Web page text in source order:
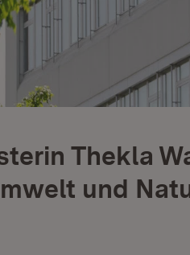
Thekla
und